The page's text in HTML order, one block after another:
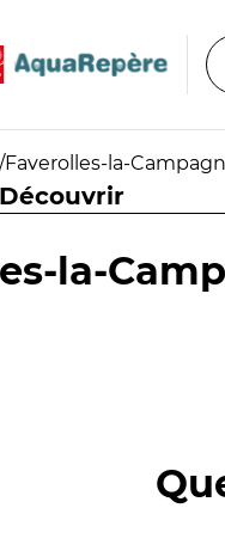
/Faverolles-la-
Découvrir
la-